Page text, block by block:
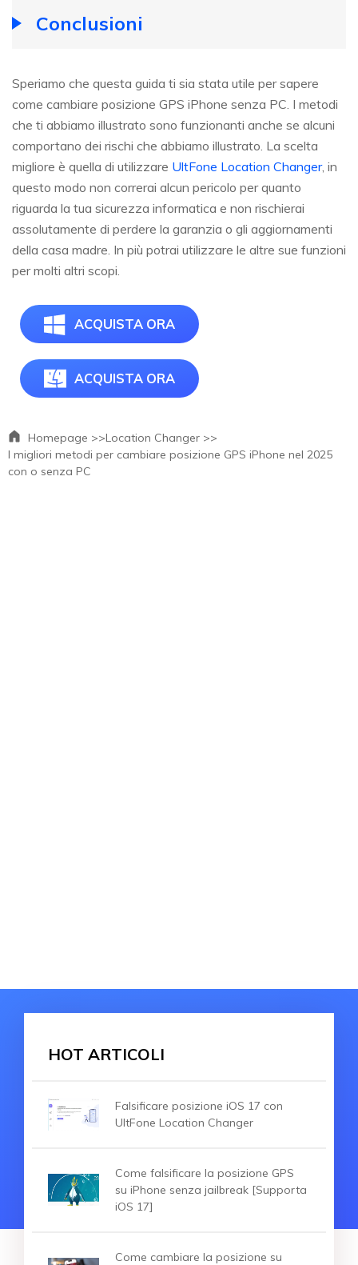
Conclusioni
Speriamo che questa guida ti sia stata utile per sapere
come cambiare posizione GPS iPhone senza PC. I metodi
che ti abbiamo illustrato sono funzionanti anche se alcuni
comportano dei rischi che abbiamo illustrato. La scelta
migliore è quella di utilizzare UltFone Location Changer, in
questo modo non correrai alcun pericolo per quanto
riguarda la tua sicurezza informatica e non rischierai
assolutamente di perdere la garanzia o gli aggiornamenti
della casa madre. In più potrai utilizzare le altre sue funzioni
per molti altri scopi.
ACQUISTA ORA
ACQUISTA ORA
Homepage >>Location Changer >>
I migliori metodi per cambiare posizione GPS iPhone nel 2025
con o senza PC
HOT ARTICOLI
Falsificare posizione iOS 17 con
UltFone Location Changer
Come falsificare la posizione GPS
su iPhone senza jailbreak [Supporta
iOS 17]
Come cambiare la posizione su